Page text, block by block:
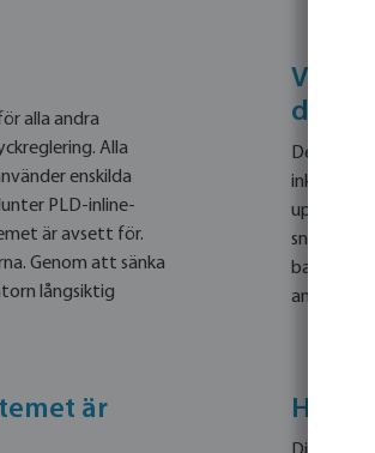
alla andra
Alla
enskilda
PLD-inline-
är avsett för.
Genom att sänka
långsiktig
Vad
Det
snäv
bar/275,8
använd
är
Hur